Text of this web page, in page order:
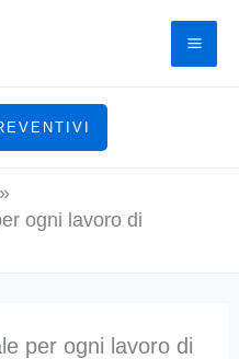
ogni lavoro di
per ogni lavoro di